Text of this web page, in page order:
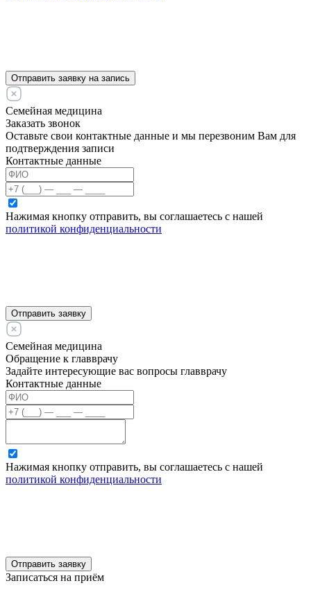
Отправить заявку на запись
Семейная медицина
Заказать звонок
Оставьте свои контактные данные и мы перезвоним Вам для
подтверждения записи
Контактные данные
Нажимая кнопку отправить, вы соглашаетесь с нашей
политикой конфиденциальности
Отправить заявку
Семейная медицина
Обращение к главврачу
Задайте интересующие вас вопросы главврачу
Контактные данные
Нажимая кнопку отправить, вы соглашаетесь с нашей
политикой конфиденциальности
Отправить заявку
Записаться на приём